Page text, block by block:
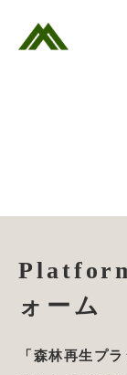
ォーム
「森林再生プ